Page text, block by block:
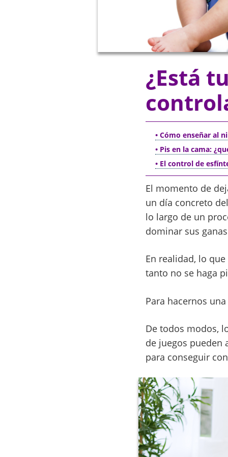
¿Está
• Cómo enseñar al
• Pis en la cama:
• El control de
El momento de
un día concreto
lo largo de un
dominar sus
En realidad, lo
tanto no se haga
Para hacernos
De todos modos,
de juegos pueden
para conseguir